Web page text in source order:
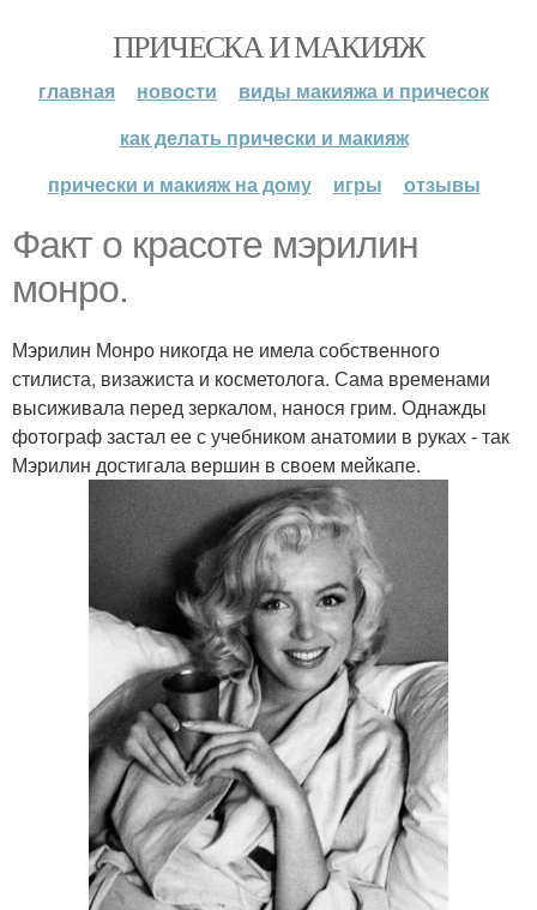
ПРИЧЕСКА И МАКИЯЖ
главная новости
виды макияжа и причесок
как делать прически и макияж
прически и макияж на дому
игры отзывы
Факт о красоте мэрилин
монро.
Мэрилин Монро никогда не имела собственного
стилиста, визажиста и косметолога. Сама временами
высиживала перед зеркалом, нанося грим. Однажды
фотограф застал ее с учебником анатомии в руках - так
Мэрилин достигала вершин в своем мейкапе.